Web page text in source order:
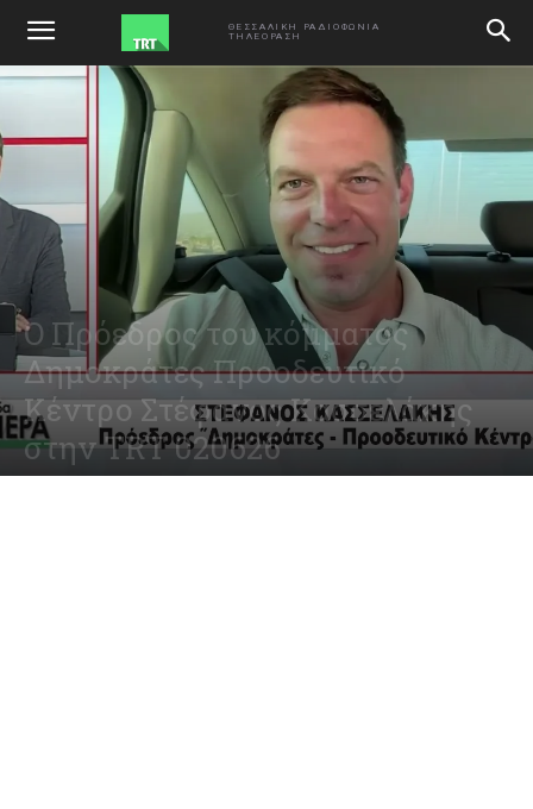
ΘΕΣΣΑΛΙΚΗ ΡΑΔΙΟΦΩΝΙΑ
ΤΗΛΕΟΡΑΣΗ
ΑΡΧΙΚΗ
Ο Πρόεδρος του κόμματος
Δημοκράτες Προοδευτικό
Κέντρο Στέφανος Κασσελάκης
στην TRT 020626